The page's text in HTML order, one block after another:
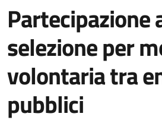
Partecipazione
selezione per
volontaria tra
pubblici